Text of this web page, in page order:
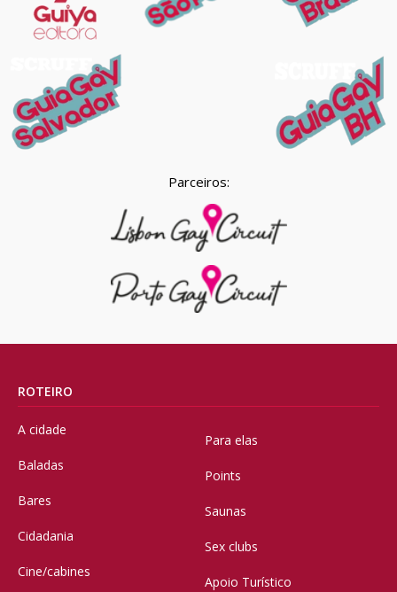
Parceiros:
ROTEIRO
A cidade
Baladas
Bares
Cidadania
Cine/cabines
Para elas
Points
Saunas
Sex clubs
Apoio Turístico